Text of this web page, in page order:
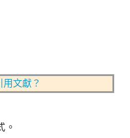
文獻？
。